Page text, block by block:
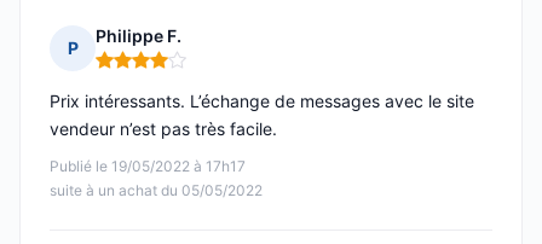
P
Philippe F.
Note : 4 sur 5
Publié le 19/05/2022 à 17h17
suite à un achat du 05/05/2022
Prix intéressants. L’échange de messages avec le site
vendeur n’est pas très facile.